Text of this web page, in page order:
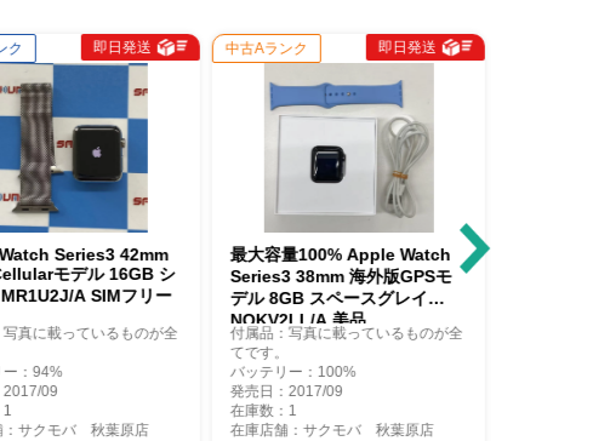
中古Aランク 即日発送
最大容量100% Apple Watch
Series3 38mm 海外版GPSモ
デル 8GB スペースグレイ
付属品：写真に載っているものが全
バッテリー：100%
発売日：2017/09
在庫店舗：サクモバ 秋葉原店
中古Bランク 即日発送
Apple Watch Series3 38mm
GPSモデル 8GB スペースグレ
イ MR352J/A
付属品：本体のみ
発売日：2017/09
在庫数：1